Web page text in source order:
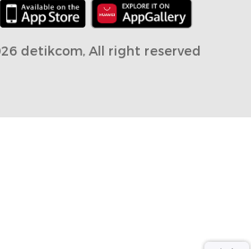
detikcom, All right reserved